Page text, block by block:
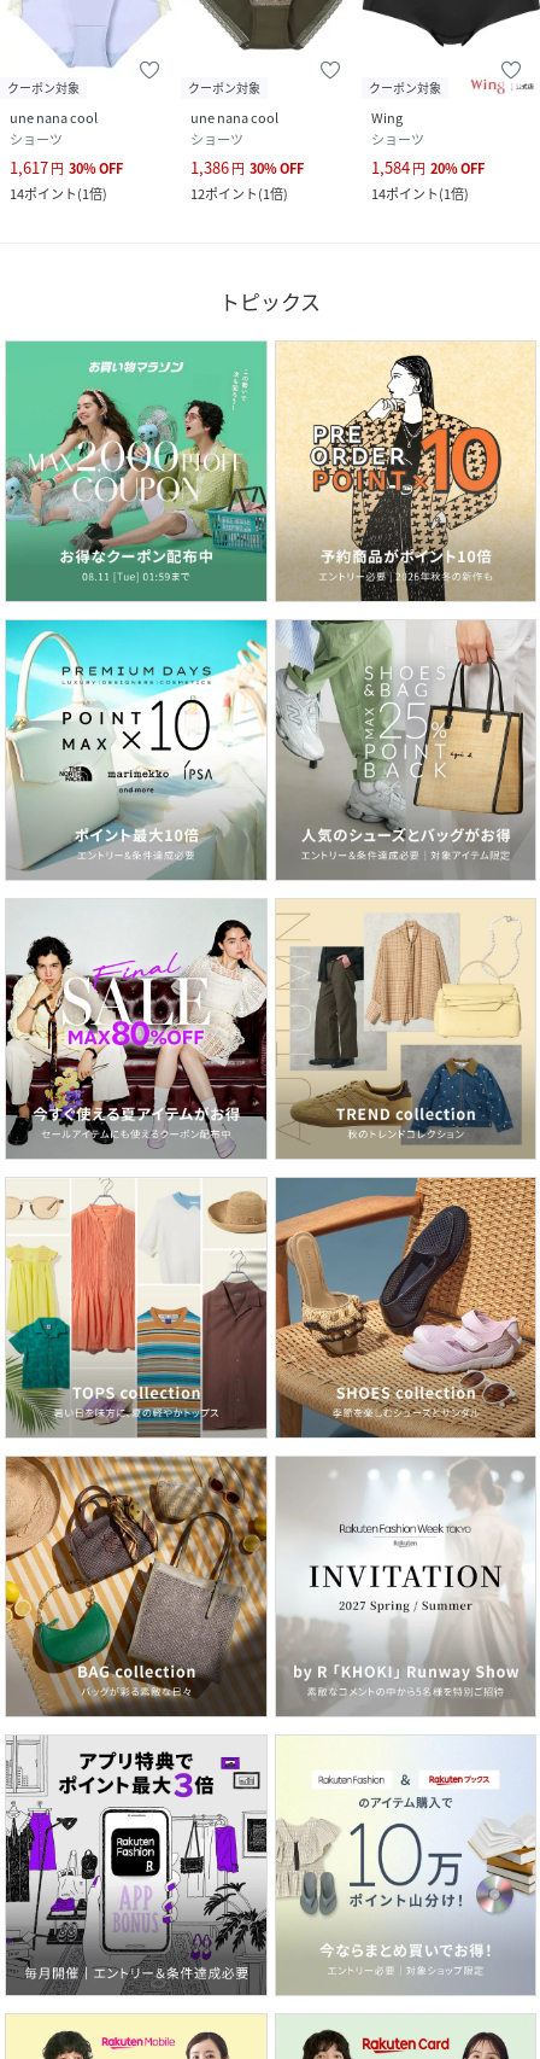
クーポン対象
une nana cool
ショーツ
1,617円 30%OFF
14ポイント(1倍)
クーポン対象
une nana cool
ショーツ
1,386円 30%OFF
12ポイント(1倍)
クーポン対象
Wing
ショーツ
1,584円 20%OFF
14ポイント(1倍)
トピックス